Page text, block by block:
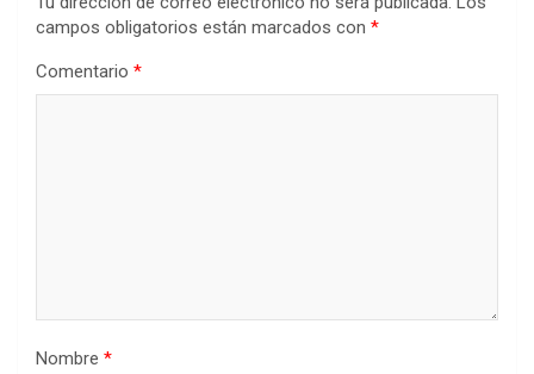
campos obligatorios están marcados con *
Comentario *
Nombre *